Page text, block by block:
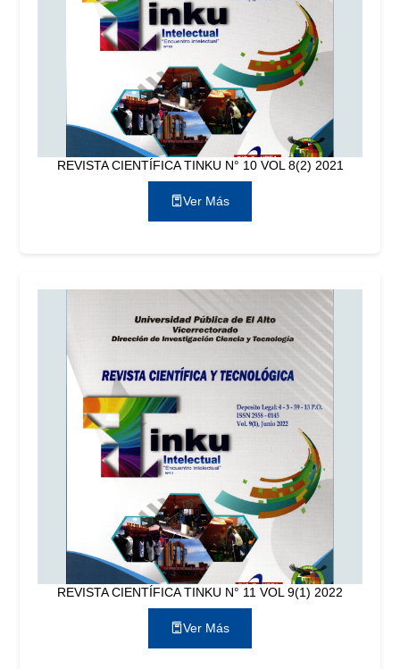
REVISTA CIENTÍFICA TINKU N° 10 VOL 8(2) 2021
Ver Más
REVISTA CIENTÍFICA TINKU N° 11 VOL 9(1) 2022
Ver Más